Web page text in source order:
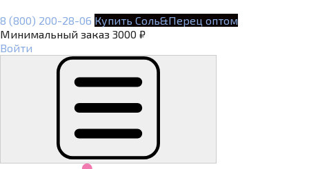
8 (800) 200-28-06 Купить Соль&Перец оптом
Минимальный заказ 3000 ₽
Войти